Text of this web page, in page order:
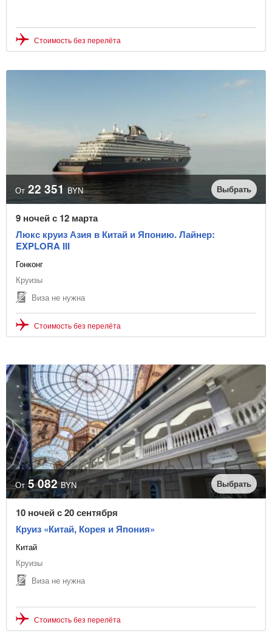
Стоимость без перелёта
От 22 351 BYN Выбрать
9 ночей с 12 марта
Люкс круиз Азия в Китай и Японию. Лайнер:
EXPLORA III
Гонконг
Круизы
Виза не нужна
Стоимость без перелёта
От 5 082 BYN Выбрать
10 ночей с 20 сентября
Круиз «Китай, Корея и Япония»
Китай
Круизы
Виза не нужна
Стоимость без перелёта